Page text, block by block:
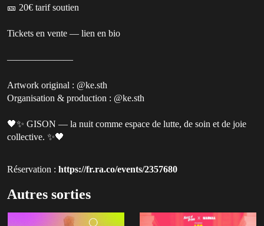
🎫 20€ tarif soutien
Tickets en vente — lien en bio
———————
Artwork original : @ke.sth
Organisation & production : @ke.sth
🖤✨ GISON — la nuit comme espace de lutte, de soin et de joie
collective. ✨🖤
Réservation : https://fr.ra.co/events/2357680
Autres sorties